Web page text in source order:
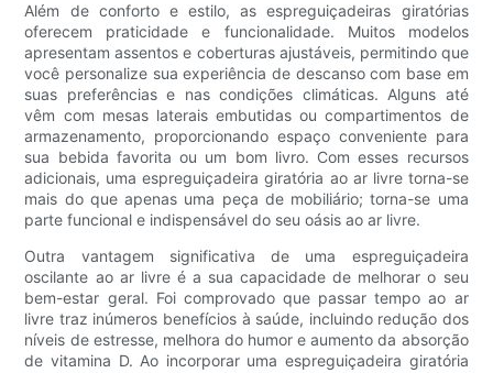
Além de conforto e estilo, as espreguiçadeiras giratórias
oferecem praticidade e funcionalidade. Muitos modelos
apresentam assentos e coberturas ajustáveis, permitindo que
você personalize sua experiência de descanso com base em
suas preferências e nas condições climáticas. Alguns até
vêm com mesas laterais embutidas ou compartimentos de
armazenamento, proporcionando espaço conveniente para
sua bebida favorita ou um bom livro. Com esses recursos
adicionais, uma espreguiçadeira giratória ao ar livre torna-se
mais do que apenas uma peça de mobiliário; torna-se uma
parte funcional e indispensável do seu oásis ao ar livre.
Outra vantagem significativa de uma espreguiçadeira
oscilante ao ar livre é a sua capacidade de melhorar o seu
bem-estar geral. Foi comprovado que passar tempo ao ar
livre traz inúmeros benefícios à saúde, incluindo redução dos
níveis de estresse, melhora do humor e aumento da absorção
de vitamina D. Ao incorporar uma espreguiçadeira giratória